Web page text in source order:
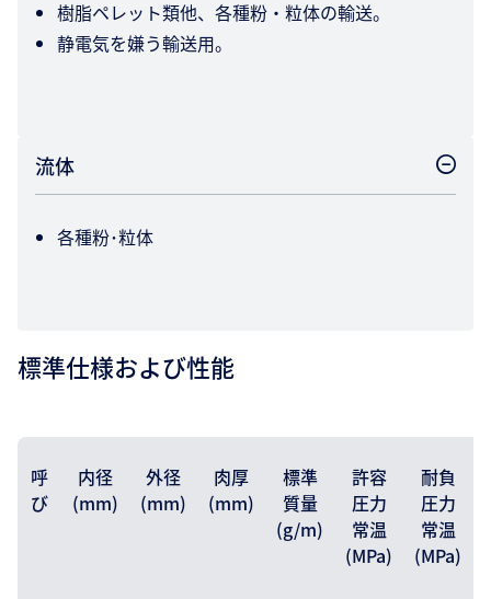
樹脂ペレット類他、各種粉・粒体の輸送。
静電気を嫌う輸送用。
流体
各種粉･粒体
標準仕様および性能
呼
び
内径
(mm)
外径
(mm)
肉厚
(mm)
標準
質量
(g/m)
許容
圧力
常温
(MPa)
耐負
圧力
常温
(MPa)